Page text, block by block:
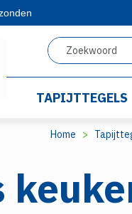
TAPIJTTEGELS
Home